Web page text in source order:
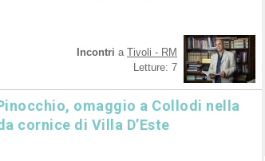
Incontri a Tivoli - RM
Letture: 7
omaggio a Collodi nella
cornice di Villa D’Este